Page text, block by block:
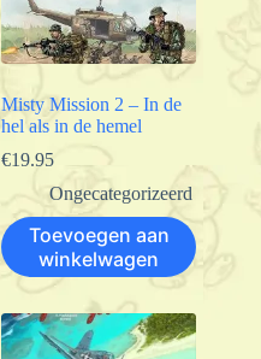
Misty Mission 2 – In de
hel als in de hemel
€19.95
Ongecategorizeerd
Toevoegen aan
winkelwagen